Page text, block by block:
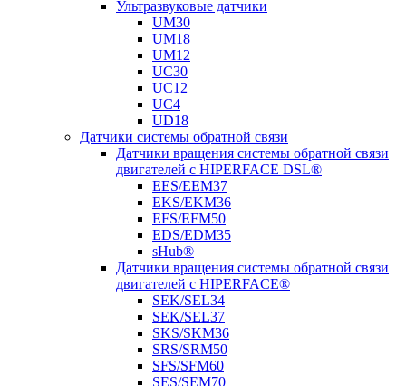
Ультразвуковые датчики
UM30
UM18
UM12
UC30
UC12
UC4
UD18
Датчики системы обратной связи
Датчики вращения системы обратной связи
двигателей с HIPERFACE DSL®
EES/EEM37
EKS/EKM36
EFS/EFM50
EDS/EDM35
sHub®
Датчики вращения системы обратной связи
двигателей с HIPERFACE®
SEK/SEL34
SEK/SEL37
SKS/SKM36
SRS/SRM50
SFS/SFM60
SES/SEM70